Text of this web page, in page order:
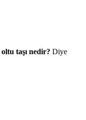
oltu taşı nedir? Diye